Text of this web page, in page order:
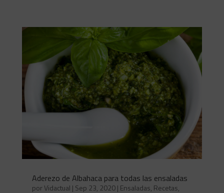
Aderezo de Albahaca para todas las ensaladas
porVidactual | Sep 23, 2020| Ensaladas, Recetas,